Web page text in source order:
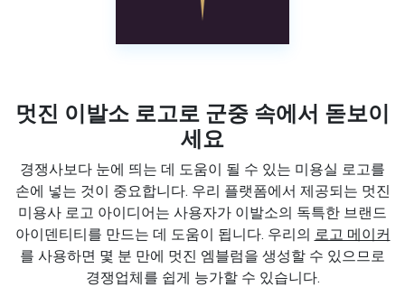
멋진 이발소 로고로 군중 속에서 돋보이
세요
경쟁사보다 눈에 띄는 데 도움이 될 수 있는 미용실 로고를
손에 넣는 것이 중요합니다. 우리 플랫폼에서 제공되는 멋진
미용사 로고 아이디어는 사용자가 이발소의 독특한 브랜드
아이덴티티를 만드는 데 도움이 됩니다. 우리의 로고 메이커
를 사용하면 몇 분 만에 멋진 엠블럼을 생성할 수 있으므로
경쟁업체를 쉽게 능가할 수 있습니다.